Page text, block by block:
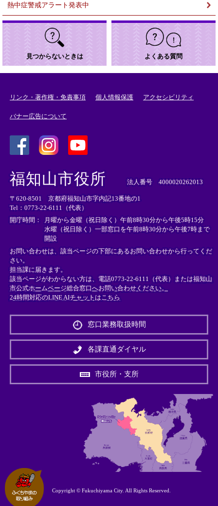
熱中症警戒アラート発表中
見つからないときは よくある質問
リンク・著作権・免責事項 個人情報保護 アクセシビリティ
バナー広告について
外
部
リ
ン
ク
＞
外
リ
ン
ク
＞
外
部
ン
ク
＞
福知山市役所 法人番号 4000020262013
〒620-8501 京都府福知山市字内記13番地の1
Tel：0773-22-6111（代表）
開庁時間：
月曜から金曜（祝日除く）午前8時30分から午後5時15分
水曜（祝日除く）一部窓口を午前8時30分から午後7時まで
開設
お問い合わせは、該当ページの下部にあるお問い合わせから行ってくだ
さい。
担当課に届きます。
該当ページがわからない方は、電話0773-22-6111（代表）または福知山
市公式ホームページ総合窓口へお問い合わせください。
24時間対応のLINE AIチャットはこちら
外
リ
ン
＞
窓口業務取扱時間
各課直通ダイヤル
市役所・支所
Copyright © Fukuchiyama City. All Rights Reserved.